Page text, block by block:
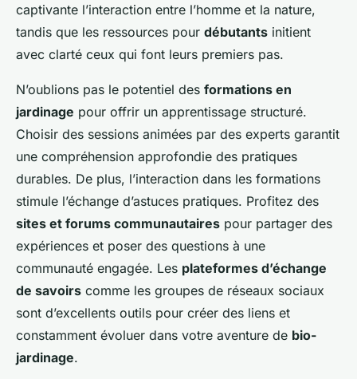
captivante l’interaction entre l’homme et la nature,
tandis que les ressources pour débutants initient
avec clarté ceux qui font leurs premiers pas.
N’oublions pas le potentiel des formations en
jardinage pour offrir un apprentissage structuré.
Choisir des sessions animées par des experts garantit
une compréhension approfondie des pratiques
durables. De plus, l’interaction dans les formations
stimule l’échange d’astuces pratiques. Profitez des
sites et forums communautaires pour partager des
expériences et poser des questions à une
communauté engagée. Les plateformes d’échange
de savoirs comme les groupes de réseaux sociaux
sont d’excellents outils pour créer des liens et
constamment évoluer dans votre aventure de bio-
jardinage.